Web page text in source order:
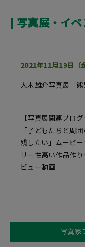
写真展・イベ
2021年11月19日（
大木雄介写真展「
【写真展関連プログ
「子どもたちと周
残したい」ムービ
リー性高い作品作
ビュー動画
写真家